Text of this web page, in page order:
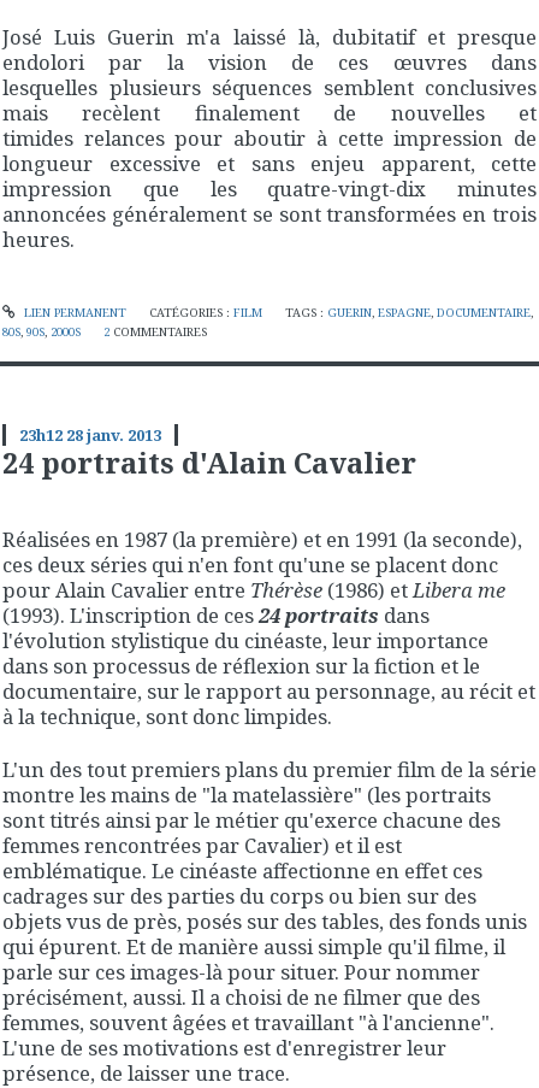
José Luis Guerin m'a laissé là, dubitatif et presque
endolori par la vision de ces œuvres dans
lesquelles plusieurs séquences semblent conclusives
mais recèlent finalement de nouvelles et
timides relances pour aboutir à cette impression de
longueur excessive et sans enjeu apparent, cette
impression que les quatre-vingt-dix minutes
annoncées généralement se sont transformées en trois
heures.
LIEN PERMANENT CATÉGORIES : FILM TAGS : GUERIN,ESPAGNE,DOCUMENTAIRE,
80S, 90S, 2000S 2 COMMENTAIRES
23h12 28janv. 2013
24 portraits d'Alain Cavalier
Réalisées en 1987 (la première) et en 1991 (la seconde),
ces deux séries qui n'en font qu'une se placent donc
pour Alain Cavalier entre Thérèse (1986) etLibera me
(1993). L'inscription de ces24 portraits dans
l'évolution stylistique du cinéaste, leur importance
dans son processus de réflexion sur la fiction et le
documentaire, sur le rapport au personnage, au récit et
à la technique, sont donc limpides.
L'un des tout premiers plans du premier film de la série
montre les mains de "la matelassière" (les portraits
sont titrés ainsi par le métier qu'exerce chacune des
femmes rencontrées par Cavalier) et il est
emblématique. Le cinéaste affectionne en effet ces
cadrages sur des parties du corps ou bien sur des
objets vus de près, posés sur des tables, des fonds unis
qui épurent. Et de manière aussi simple qu'il filme, il
parle sur ces images-là pour situer. Pour nommer
précisément, aussi. Il a choisi de ne filmer que des
femmes, souvent âgées et travaillant "à l'ancienne".
L'une de ses motivations est d'enregistrer leur
présence, de laisser une trace.